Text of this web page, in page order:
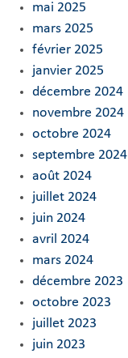
mai 2025
mars 2025
février 2025
janvier 2025
décembre 2024
novembre 2024
octobre 2024
septembre 2024
août 2024
juillet 2024
juin 2024
avril 2024
mars 2024
décembre 2023
octobre 2023
juillet 2023
juin 2023